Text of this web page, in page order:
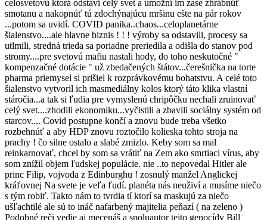
celosvetovú ktorá odstaví celý svet a umožní im zase zhrabnúť
smotanu a nakopnúť tú zdochýnajúcu mršinu ešte na pár rokov
...potom sa uvidí. COVID panika..chaos...celoplanetárne
šialenstvo....ale hlavne biznis ! ! ! výroby sa odstavili, procesy sa
utlmili, stredná trieda sa poriadne preriedila a odišla do stanov pod
stromy....pre svetovú mafiu nastali hody, do toho neskutočné "
kompenzačné dotácie " už zbedačených štátov...čerešnička na torte
pharma priemysel si prišiel k rozprávkovému bohatstvu. A celé toto
šialenstvo vytvoril ich masmediálny kolos ktorý táto klika vlastní
stáročia...a tak si ľudia pre vymyslenú chripôčku nechali zruinovať
celý svet....zhodili ekonomiku...vyčistili a zbavili sociálny systém od
starcov.... Covid postupne končí a znovu bude treba všetko
rozbehnúť a aby HDP znovu roztočilo kolieska tohto stroja na
prachy ! čo silne ostalo a slabé zmizlo. Keby som sa mal
reinkarnovať, chcel by som sa vrátiť na Zem ako smrtiaci vírus, aby
som znížil objem ľudskej populácie. nie ..to nepovedal Hitler ale
princ Filip, vojvoda z Edinburghu ! zosnulý manžel Anglickej
kráľovnej Na svete je veľa ľudí. planéta nás neuživí a musíme niečo
s tým robiť. Takto nám to tvrdia tí ktorí sa maskujú za niečo
ušľachtilé ale sú to ináč nafarbený majitelia peňazí ( na zeleno )
Podobné reči vedie aj mecenáš a spoluautor tejto genocídy Bill